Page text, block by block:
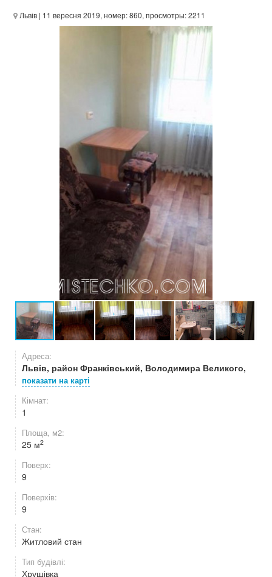
Львів | 11 вересня 2019, номер: 860, просмотры: 2211
Адреса:
Львів, район Франківський, Володимира Великого,
показати на карті
Кімнат:
1
Площа, м2:
25 м2
Поверх:
9
Поверхів:
9
Стан:
Житловий стан
Тип будівлі:
Хрущівка